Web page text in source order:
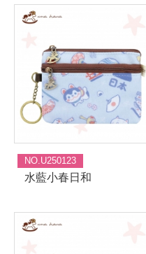
NO.U250123
水藍小春日和